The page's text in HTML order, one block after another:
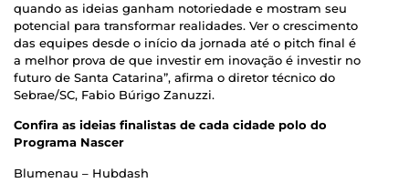
quando as ideias ganham notoriedade e mostram seu
potencial para transformar realidades. Ver o crescimento
das equipes desde o início da jornada até o pitch final é
a melhor prova de que investir em inovação é investir no
futuro de Santa Catarina”, afirma o diretor técnico do
Sebrae/SC, Fabio Búrigo Zanuzzi.
Confira as ideias finalistas de cada cidade polo do
Programa Nascer
Blumenau – Hubdash